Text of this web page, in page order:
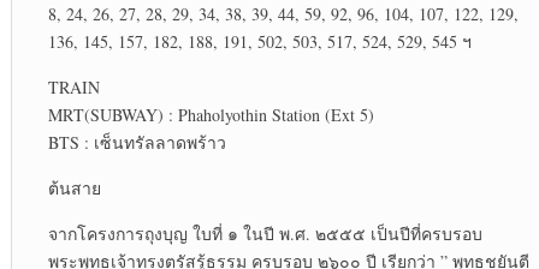
8, 24, 26, 27, 28, 29, 34, 38, 39, 44, 59, 92, 96, 104, 107, 122, 129,
136, 145, 157, 182, 188, 191, 502, 503, 517, 524, 529, 545 ฯ
TRAIN
MRT(SUBWAY) : Phaholyothin Station (Ext 5)
BTS : เซ็นทรัลลาดพร้าว
ต้นสาย
จากโครงการถุงบุญ ใบที่ ๑ ในปี พ.ศ. ๒๕๕๕ เป็นปีที่ครบรอบ
พระพุทธเจ้าทรงตรัสรู้ธรรม ครบรอบ ๒๖๐๐ ปี เรียกว่า ” พุทธชยันตี